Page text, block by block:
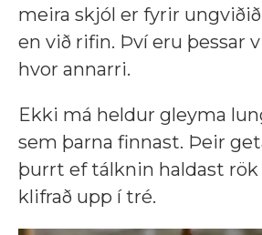
meira skjól er fyrir
en við rifin. Því eru þessar
hvor annarri.
Ekki má heldur gleyma
sem þarna finnast. Þeir
þurrt ef tálknin haldast rök
klifrað upp í tré.